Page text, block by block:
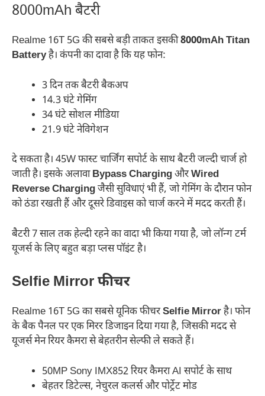
8000mAh बैटरी
Realme 16T 5G की सबसे बड़ी ताकत इसकी8000mAh Titan
Batteryहै। कंपनी का दावा है कि यह फोन:
3 दिन तक बैटरी बैकअप
14.3 घंटे गेमिंग
34 घंटे सोशल मीडिया
21.9 घंटे नेविगेशन
दे सकता है। 45W फास्ट चार्जिंग सपोर्ट के साथ बैटरी जल्दी चार्ज हो
जाती है। इसके अलावाBypass ChargingऔरWired
Reverse Chargingजैसी सुविधाएं भी हैं, जो गेमिंग के दौरान फोन
को ठंडा रखती हैं और दूसरे डिवाइस को चार्ज करने में मदद करती हैं।
बैटरी 7 साल तक हेल्दी रहने का वादा भी किया गया है, जो लॉन्ग टर्म
यूजर्स के लिए बहुत बड़ा प्लस पॉइंट है।
Selfie Mirror फीचर
Realme 16T 5G का सबसे यूनिक फीचरSelfie Mirrorहै। फोन
के बैक पैनल पर एक मिरर डिजाइन दिया गया है, जिसकी मदद से
यूजर्स मेन रियर कैमरा से बेहतरीन सेल्फी ले सकते हैं।
50MP Sony IMX852 रियर कैमरा AI सपोर्ट के साथ
बेहतर डिटेल्स, नेचुरल कलर्स और पोर्ट्रेट मोड